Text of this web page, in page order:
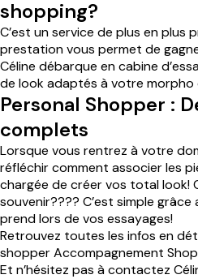
shopping?
C’est un service de plus en plus
prestation vous permet de
Céline débarque en cabine
de look adaptés à votre
Personal Shopper :
complets
Lorsque vous rentrez à votre
réfléchir comment associer les
chargée de créer vos total look!
souvenir???? C’est simple
prend lors de vos essayages!
Retrouvez toutes les infos en
shopper Accompagnement
Et n’hésitez pas à contactez